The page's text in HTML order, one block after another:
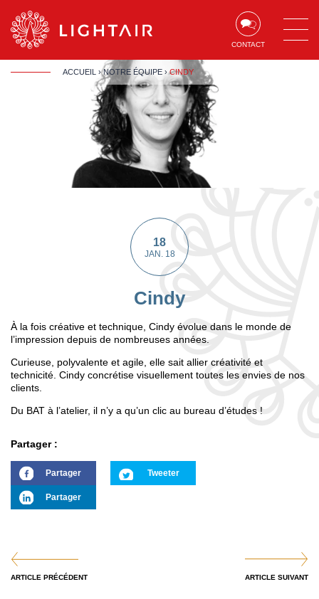
Aller au contenu Aller à la recherche
CONTACT
ACCUEIL ›NOTRE ÉQUIPE ›CINDY
Cindy
18
JAN. 18
À la fois créative et technique, Cindy évolue dans le monde de
l’impression depuis de nombreuses années.
Curieuse, polyvalente et agile, elle sait allier créativité et
technicité. Cindy concrétise visuellement toutes les envies de nos
clients.
Du BAT à l’atelier, il n’y a qu’un clic au bureau d’études !
Partager :
Partager Tweeter
Partager
ARTICLE PRÉCÉDENT ARTICLE SUIVANT